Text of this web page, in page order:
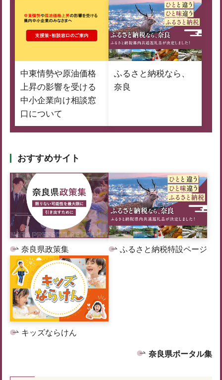
中東情勢や原油価格
上昇の影響を受ける
中小企業向け相談窓
口について
ふるさと納税なら、
奈良
おすすめサイト
奈良県政策集 ふるさと納税特設ページ
キッズならけん
奈良県ポータル集